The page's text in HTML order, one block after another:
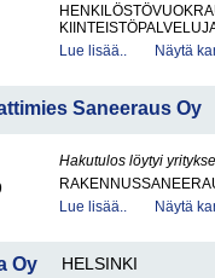
Lue lisää..
Näytä
Saneeraus Oy
Hakutulos löytyi
Lue lisää..
Näytä
Oy HELSINKI